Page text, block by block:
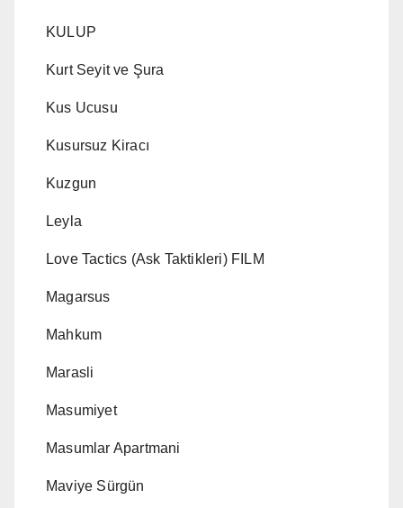
KULUP
Kurt Seyit ve Şura
Kus Ucusu
Kusursuz Kiracı
Kuzgun
Leyla
Love Tactics (Ask Taktikleri) FILM
Magarsus
Mahkum
Marasli
Masumiyet
Masumlar Apartmani
Maviye Sürgün